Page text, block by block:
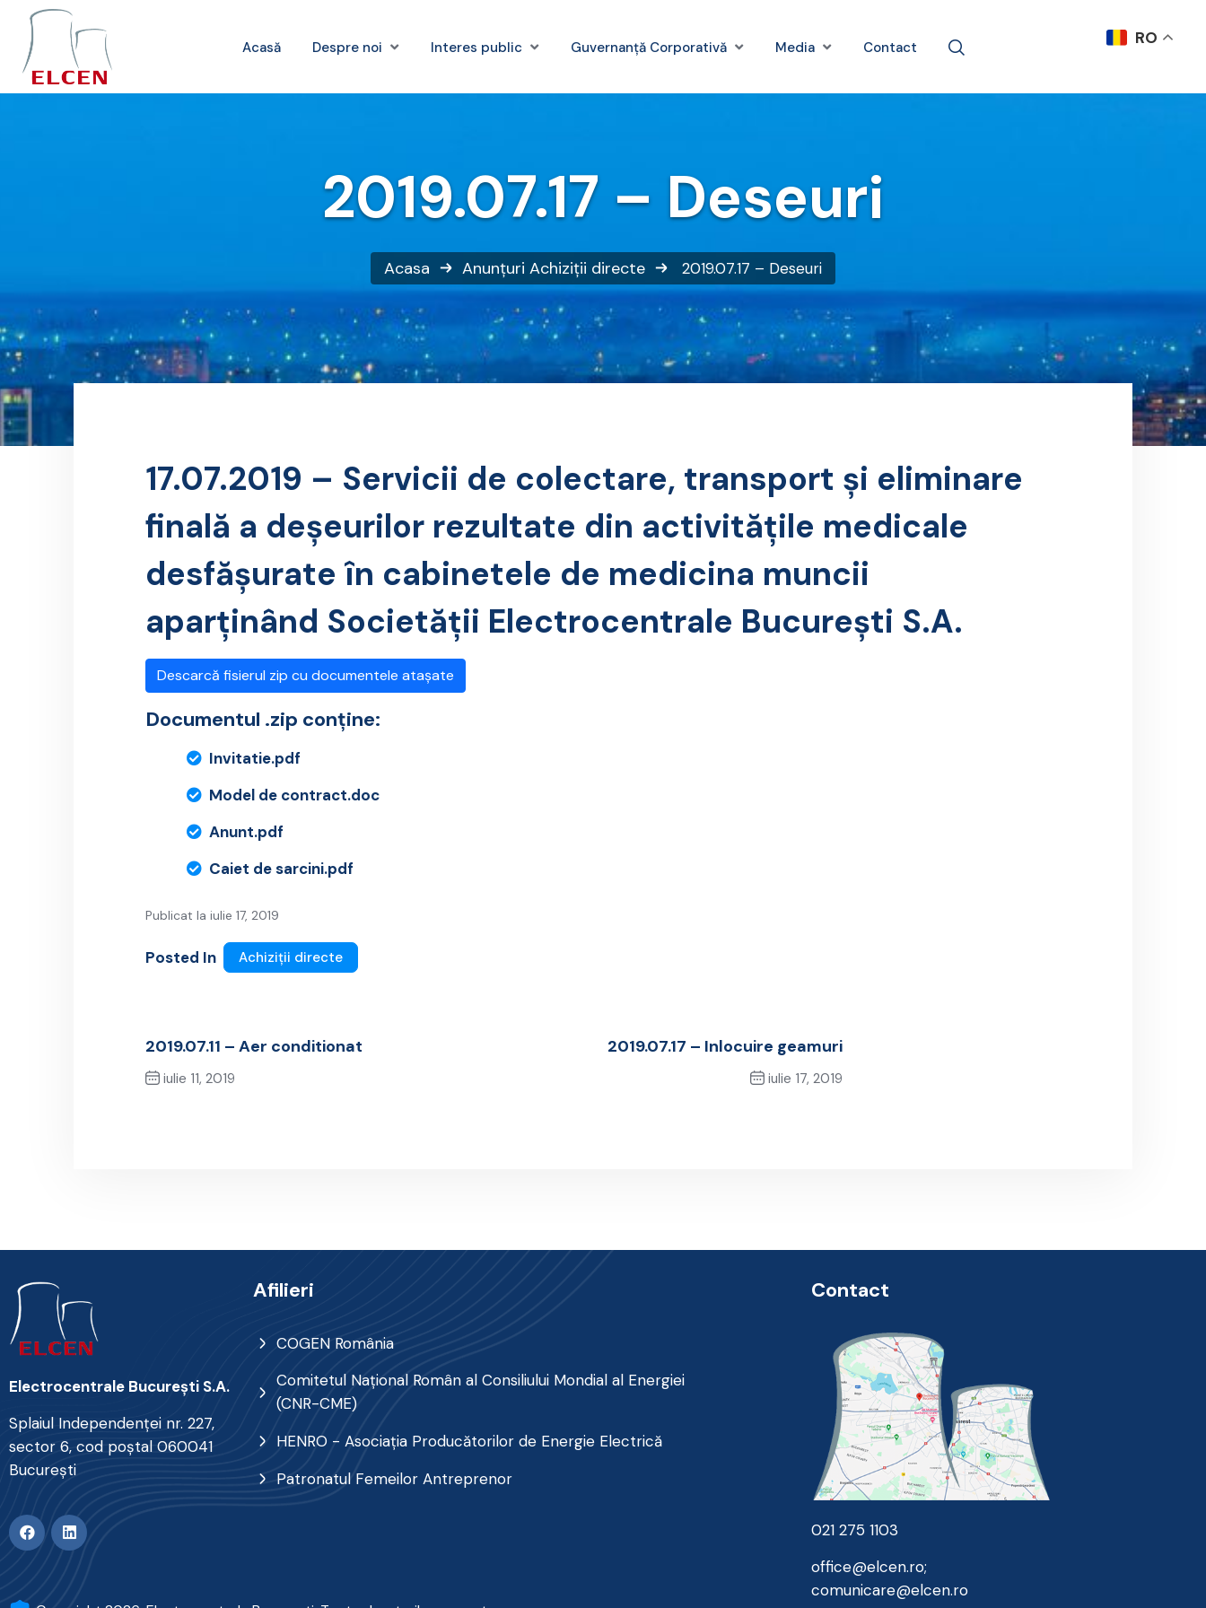
Acasă Despre noi Interes public Guvernanță Corporativă Media Contact
2019.07.17 – Deseuri
Acasa Anunțuri Achiziții directe 2019.07.17 – Deseuri
17.07.2019 – Servicii de colectare, transport și eliminare
finală a deşeurilor rezultate din activităţile medicale
desfăşurate în cabinetele de medicina muncii
aparţinând Societăţii Electrocentrale Bucureşti S.A.
Descarcă fisierul zip cu documentele atașate
Documentul .zip conține:
Invitatie.pdf
Model de contract.doc
Anunt.pdf
Caiet de sarcini.pdf
Publicat la iulie 17, 2019
Posted In Achiziții directe
2019.07.11 – Aer conditionat
iulie 11, 2019
2019.07.17 – Inlocuire geamuri
iulie 17, 2019
Electrocentrale Bucureşti S.A.
Splaiul Independenţei nr. 227,
sector 6, cod poştal 060041
Bucureşti
Afilieri
COGEN România
Comitetul Naţional Român al Consiliului Mondial al Energiei
(CNR-CME)
HENRO - Asociația Producătorilor de Energie Electrică
Patronatul Femeilor Antreprenor
Contact
021 275 1103
office@elcen.ro;
comunicare@elcen.ro
RO